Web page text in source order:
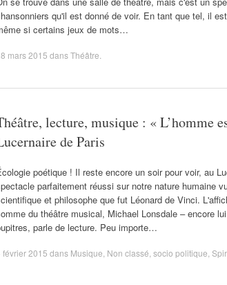
qu'il est donné de voir. En tant que tel, il
si certains jeux de mots…
mars 2015 dansThéâtre
lecture, musique : « L’homme
de Paris
poétique ! Il reste encore un soir pour voir, au
parfaitement réussi sur notre nature humaine
et philosophe que fut Léonard de Vinci.
du théâtre musical, Michael Lonsdale – encore
parle de lecture. Peu importe…
février 2015 dans Musique Non classé socio politique